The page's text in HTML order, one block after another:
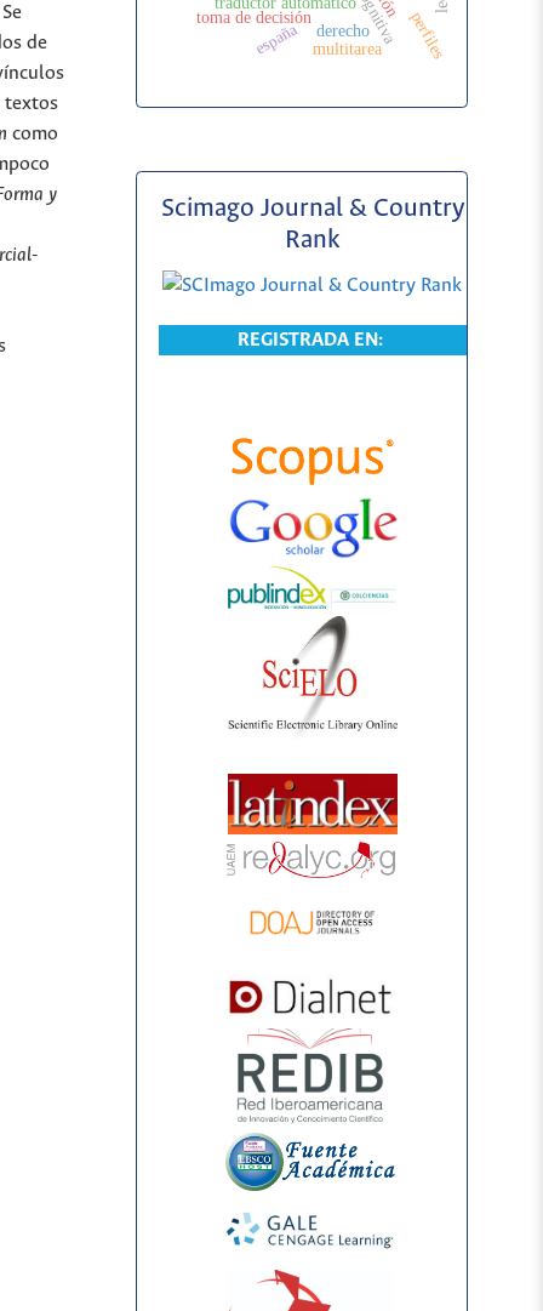
de
textos
como
y
toma de decisión
derecho
multitarea perfiles
españa
Scimago Journal & Country
Rank
REGISTRADA EN: